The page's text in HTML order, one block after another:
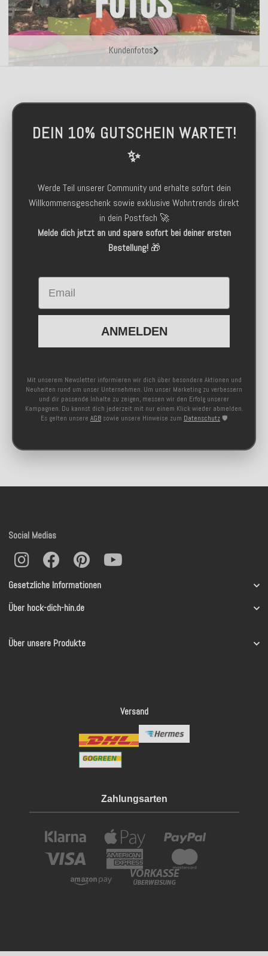
Kundenfotos
DEIN 10% GUTSCHEIN WARTET!
✨
Werde Teil unserer Community und erhalte sofort dein
Willkommensgeschenk sowie exklusive Wohntrends direkt
in dein Postfach 🚀
Melde dich jetzt an und spare sofort bei deiner ersten
Bestellung!🎁
Email
ANMELDEN
Mit unserem Newsletter informieren wir dich über besondere Aktionen und
Neuheiten rund um unser Unternehmen. Um unser Marketing zu verbessern
und dir passende Inhalte zu zeigen, messen wir den Erfolg unserer
Kampagnen. Du kannst dich jederzeit mit nur einem Klick wieder abmelden.
Es gelten unsere AGB sowie unsere Hinweise zum Datenschutz 🛡️
Gesetzliche Informationen
Über hock-dich-hin.de
Über unsere Produkte
Social Medias
Versand
Zahlungsarten